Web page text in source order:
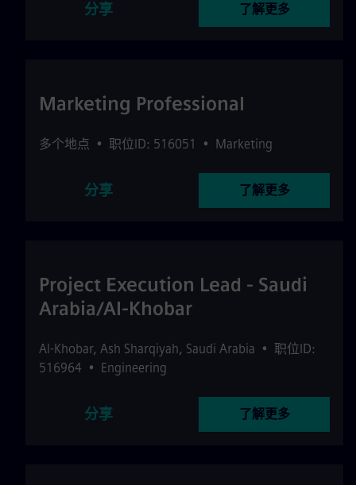
分享 了解更多
Marketing Professional
多个地点 • 职位ID: 516051 • Marketing
分享 了解更多
Project Execution Lead - Saudi
Arabia/Al-Khobar
Al-Khobar, Ash Sharqiyah, Saudi Arabia • 职位ID:
516964 • Engineering
分享 了解更多